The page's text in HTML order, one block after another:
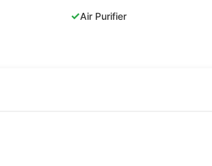
✓Air Purifier